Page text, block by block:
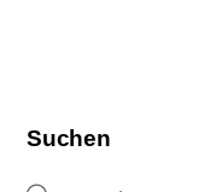
Suchen